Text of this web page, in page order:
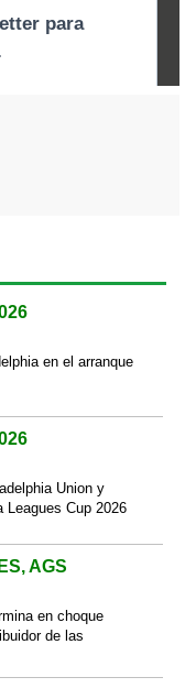
en el arranque
Union y
Leagues Cup 2026
AGS
en choque
de las